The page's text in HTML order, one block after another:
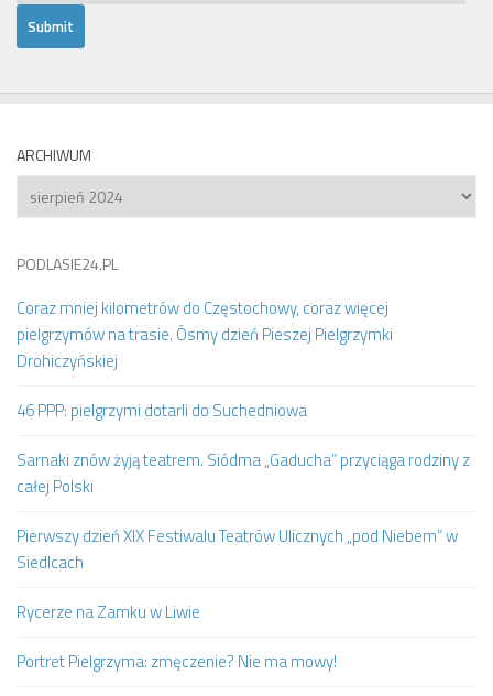
ARCHIWUM
Archiwum
PODLASIE24.PL
Coraz mniej kilometrów do Częstochowy, coraz więcej
pielgrzymów na trasie. Ósmy dzień Pieszej Pielgrzymki
Drohiczyńskiej
46 PPP: pielgrzymi dotarli do Suchedniowa
Sarnaki znów żyją teatrem. Siódma „Gaducha” przyciąga rodziny z
całej Polski
Pierwszy dzień XIX Festiwalu Teatrów Ulicznych „pod Niebem” w
Siedlcach
Rycerze na Zamku w Liwie
Portret Pielgrzyma: zmęczenie? Nie ma mowy!